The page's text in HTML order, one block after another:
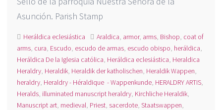
Asunción. Parish Stamp
Heráldica eclesiástica Araldica, armor, arms, Bishop, coat of
arms, cura, Escudo, escudo de armas, escudo obispo, heráldica,
Heráldica De la Iglesia católica, Heráldica eclesiástica, Heraldica
Heraldry, Heraldik, Heraldik der katholischen, Heraldik Wappen,
heraldry, Heraldry - Héraldique - Wappenkunde, HERALDRY ARTIS,
Heralds, illuminated manuscript heraldry, Kirchliche Heraldik,
Manuscript art, medieval, Priest, sacerdote,Staatswappen,